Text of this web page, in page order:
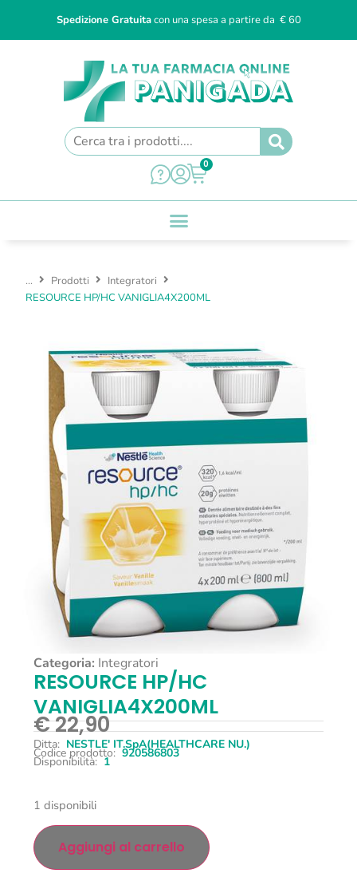
Spedizione Gratuitacon una spesa a partire da € 60
0
... Prodotti
Integratori
RESOURCE HP/HC VANIGLIA4X200ML
Categoria: Integratori
RESOURCE HP/HC
VANIGLIA4X200ML
€22,90
Ditta: NESTLE' IT.SpA(HEALTHCARE NU.)
Codice prodotto: 920586803
Disponibilità: 1
1 disponibili
Aggiungi al carrello